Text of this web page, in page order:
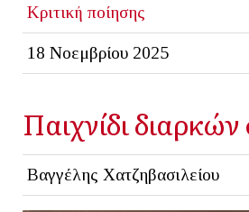
Κριτική ποίησης
18 Νοεμβρίου 2025
Παιχνίδι
Βαγγέλης Χατζηβασιλείου